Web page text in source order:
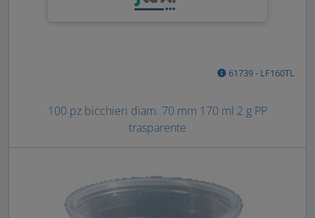
61739 - LF160TL
100 pz bicchieri diam. 70 mm 170 ml 2 g PP
trasparente